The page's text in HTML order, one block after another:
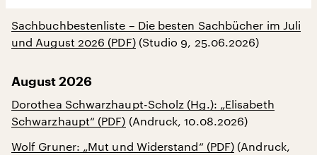
Sachbuchbestenliste – Die besten Sachbücher im Juli
und August 2026 (PDF)(Studio 9, 25.06.2026)
August 2026
Dorothea Schwarzhaupt-Scholz (Hg.): „Elisabeth
Schwarzhaupt“ (PDF) (Andruck, 10.08.2026)
Wolf Gruner: „Mut und Widerstand“ (PDF) (Andruck,